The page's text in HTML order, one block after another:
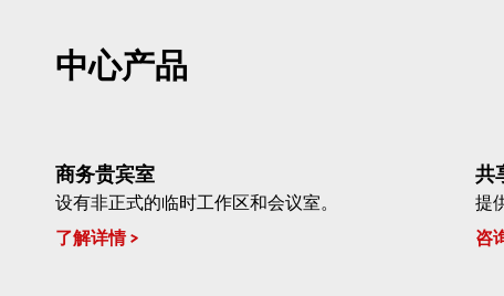
中心产品
商务贵宾室
设有非正式的临时工作区和会议室。
了解详情
共
提
咨